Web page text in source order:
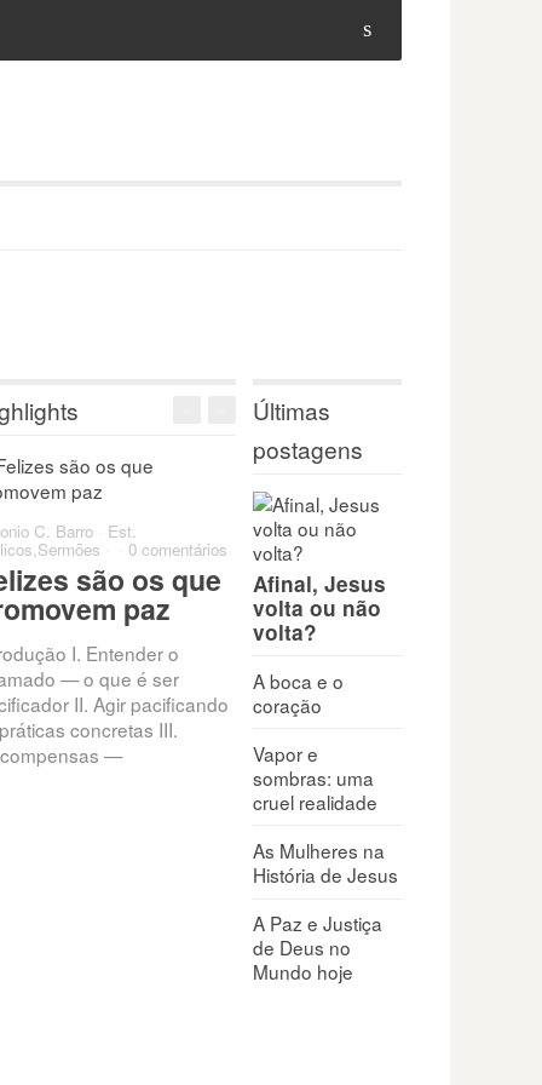
s
C. Barro Est.
,Sermões 0 comentários
são os que
paz
I. Entender o
— o que é ser
II. Agir pacificando
concretas III.
—
Últimas
postagens
Afinal, Jesus
volta ou não
volta?
A boca e o
coração
Vapor e
sombras: uma
cruel realidade
As Mulheres na
História de Jesus
A Paz e Justiça
de Deus no
Mundo hoje